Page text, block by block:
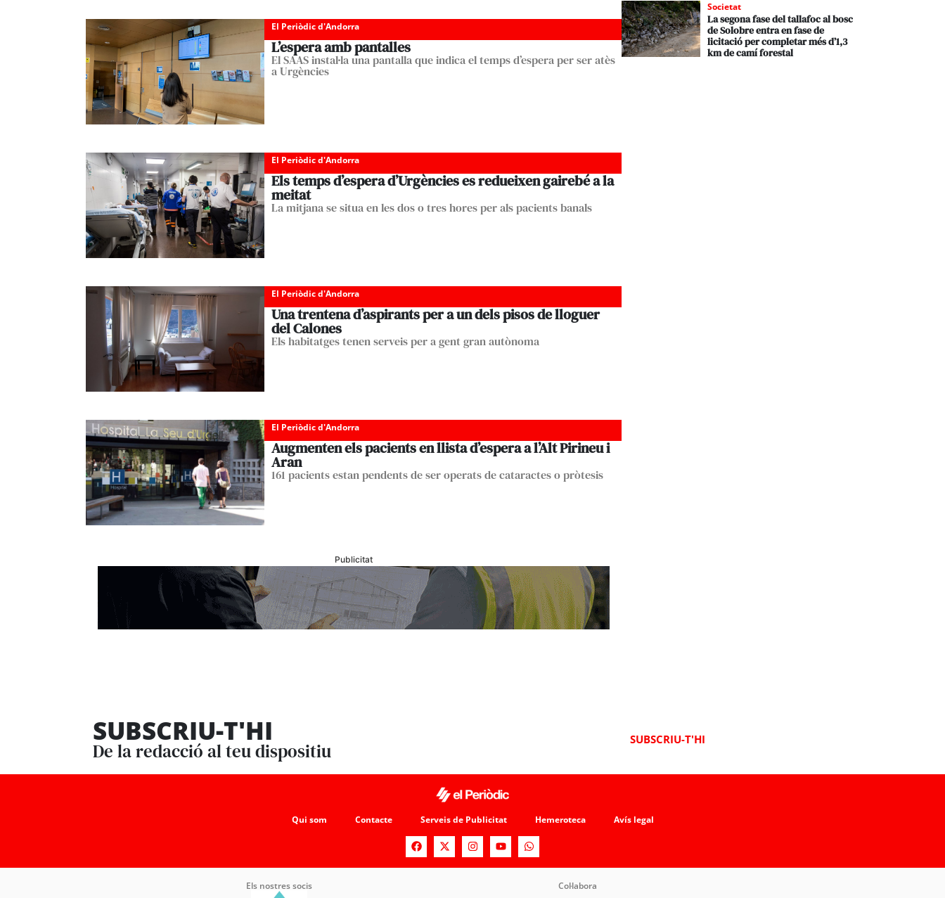
El Periòdic d'Andorra
L’espera amb pantalles
El SAAS instal·la una pantalla que indica el temps d’espera per ser atès
a Urgències
El Periòdic d'Andorra
Els temps d’espera d’Urgències es redueixen gairebé a la
meitat
La mitjana se situa en les dos o tres hores per als pacients banals
El Periòdic d'Andorra
Una trentena d’aspirants per a un dels pisos de lloguer
del Calones
Els habitatges tenen serveis per a gent gran autònoma
El Periòdic d'Andorra
Augmenten els pacients en llista d’espera a l’Alt Pirineu i
Aran
161 pacients estan pendents de ser operats de cataractes o pròtesis
Publicitat
Societat
La segona fase del tallafoc al bosc
de Solobre entra en fase de
licitació per completar més d’1,3
km de camí forestal
SUBSCRIU-T'HI
De la redacció al teu dispositiu
SUBSCRIU-T'HI
Qui som Contacte Serveis de Publicitat Hemeroteca Avís legal
Els nostres socis Col·labora